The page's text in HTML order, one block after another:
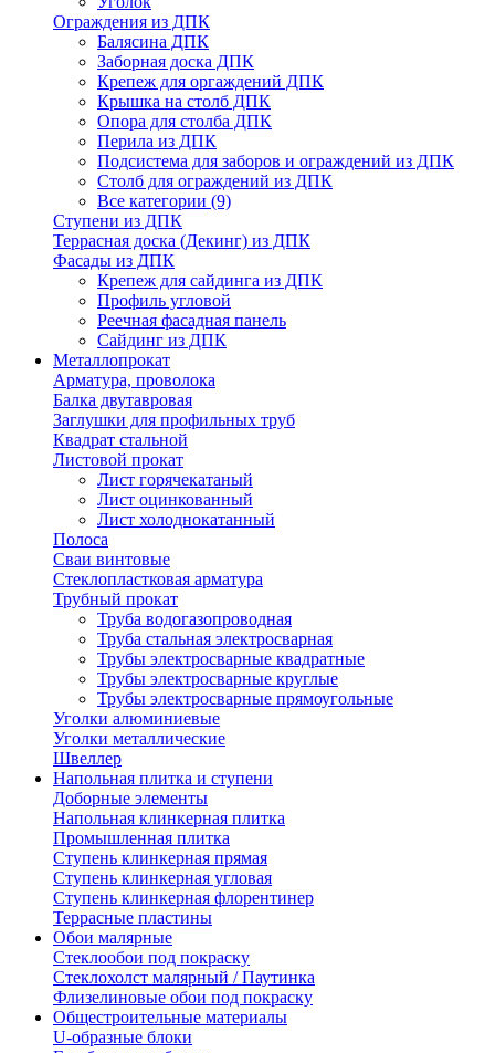
Ограждения из ДПК
Балясина ДПК
Заборная доска ДПК
Крепеж для оргаждений ДПК
Крышка на столб ДПК
Опора для столба ДПК
Перила из ДПК
Подсистема для заборов и ограждений из ДПК
Столб для ограждений из ДПК
Все категории (9)
Ступени из ДПК
Террасная доска (Декинг) из ДПК
Фасады из ДПК
Крепеж для сайдинга из ДПК
Профиль угловой
Реечная фасадная панель
Сайдинг из ДПК
Металлопрокат
Арматура, проволока
Балка двутавровая
Заглушки для профильных труб
Квадрат стальной
Листовой прокат
Лист горячекатаный
Лист оцинкованный
Лист холоднокатанный
Полоса
Сваи винтовые
Стеклопластковая арматура
Трубный прокат
Труба водогазопроводная
Труба стальная электросварная
Трубы электросварные квадратные
Трубы электросварные круглые
Трубы электросварные прямоугольные
Уголки алюминиевые
Уголки металлические
Швеллер
Напольная плитка и ступени
Доборные элементы
Напольная клинкерная плитка
Промышленная плитка
Ступень клинкерная прямая
Ступень клинкерная угловая
Ступень клинкерная флорентинер
Террасные пластины
Обои малярные
Стеклообои под покраску
Стеклохолст малярный / Паутинка
Флизелиновые обои под покраску
Общестроительные материалы
U-образные блоки